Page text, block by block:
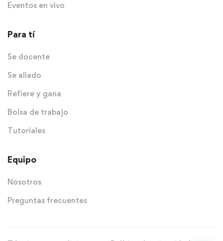
Eventos en vivo
Para tí
Se docente
Se aliado
Refiere y gana
Bolsa de trabajo
Tutoriales
Equipo
Nosotros
Preguntas frecuentes